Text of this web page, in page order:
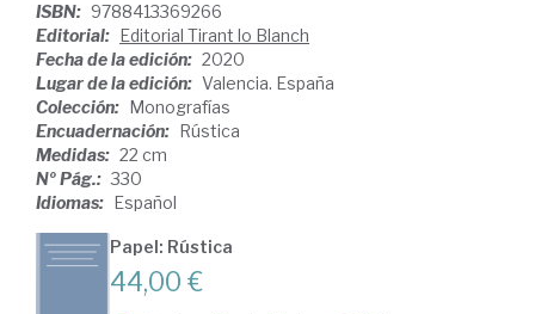
ISBN: 9788413369266
Editorial: Editorial Tirant lo Blanch
Fecha de la edición: 2020
Lugar de la edición: Valencia. España
Colección: Monografías
Encuadernación: Rústica
Medidas: 22 cm
Nº Pág.: 330
Idiomas: Español
Papel: Rústica
44,00 €